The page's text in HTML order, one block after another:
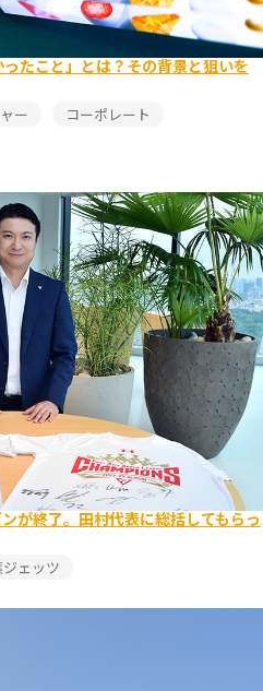
たこと」とは？その背景と狙いを
ー
コーポレート
が終了。田村代表に総括してもらっ
ェッツ